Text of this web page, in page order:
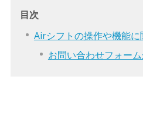
目次
Airシフトの操作や機能
お問い合わせフォー